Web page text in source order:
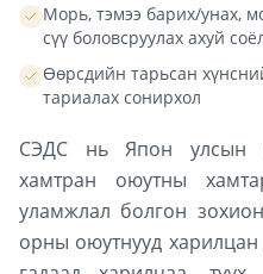
Морь, тэмээ барих/унах,
сүү боловсруулах ахуй
Өөрсдийн тарьсан
тариалах сонирхол
СЭДС нь Япон улсын
хамтран оюутны
уламжлал болгон
орны оюутнууд харилцан